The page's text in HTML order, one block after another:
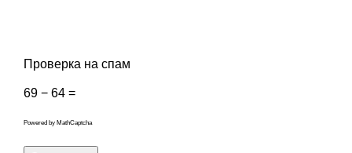
Проверка на спам
69 − 64 =
Powered by MathCaptcha